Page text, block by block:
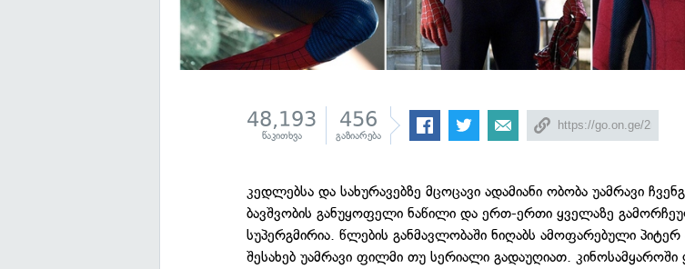
48,193
წაკითხვა
456
გაზიარება
კედლებსა და სახურავებზე მცოცავი ადამიანი ობობა უამრავი
ბავშვობის განუყოფელი ნაწილი და ერთ-ერთი ყველაზე
სუპერგმირია. წლების განმავლობაში ნიღაბს ამოფარებული პიტერ
შესახებ უამრავი ფილმი თუ სერიალი გადაუღიათ. კინოსამყაროში